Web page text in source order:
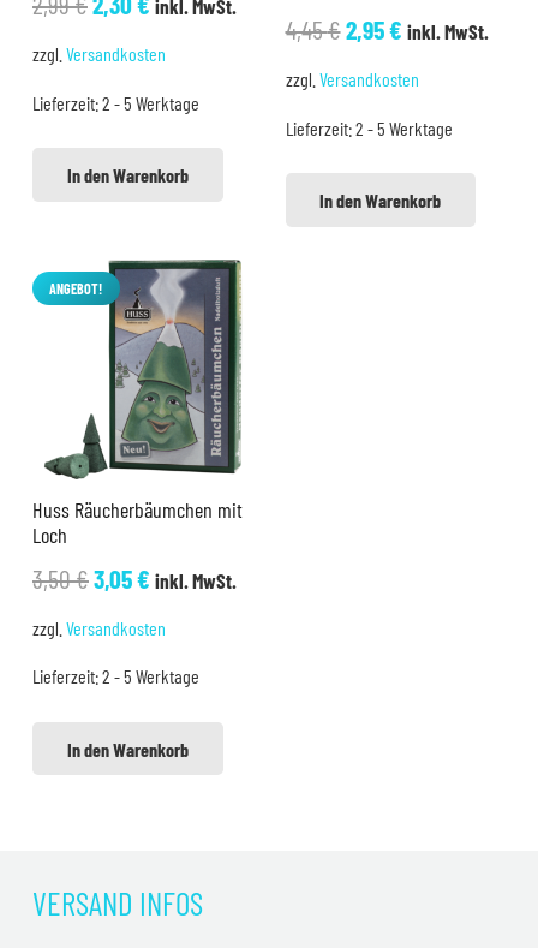
2,99 €2,30 €.
inkl. MwSt.
zzgl. Versandkosten
Lieferzeit:2 - 5 Werktage
In den Warenkorb
4,45€Ursprünglicher
4,45 €
2,95€Aktueller
2,95 €.
inkl. MwSt.
zzgl. Versandkosten
Lieferzeit:2 - 5 Werktage
In den Warenkorb
ANGEBOT!
Huss Räucherbäumchen mit
Loch
3,50€Ursprünglicher
3,50 €
3,05€Aktueller
3,05 €.
inkl. MwSt.
zzgl. Versandkosten
Lieferzeit:2 - 5 Werktage
In den Warenkorb
VERSAND INFOS